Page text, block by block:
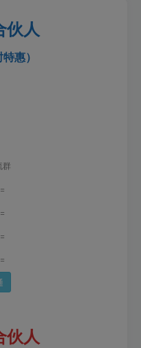
人
惠）
群
人